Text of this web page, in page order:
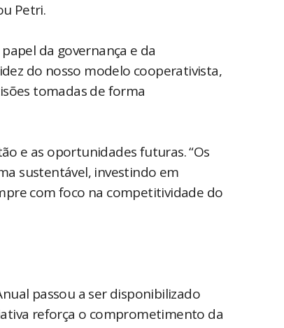
Petri.
da governança e da
do nosso modelo cooperativista,
tomadas de forma
e as oportunidades futuras. “Os
sustentável, investindo em
com foco na competitividade do
passou a ser disponibilizado
reforça o comprometimento da